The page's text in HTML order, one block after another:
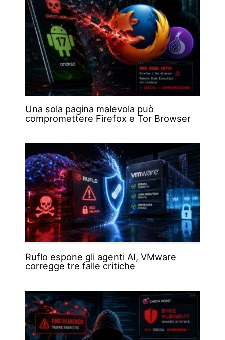
Una sola pagina malevola può
compromettere Firefox e Tor Browser
Ruflo espone gli agenti AI, VMware
corregge tre falle critiche